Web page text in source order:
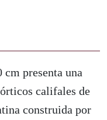
cm presenta una
califales de
construida por